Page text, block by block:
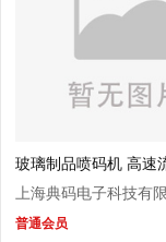
玻璃制品喷码机 高速
大字符喷码机
上海典码电子科技有
普通会员